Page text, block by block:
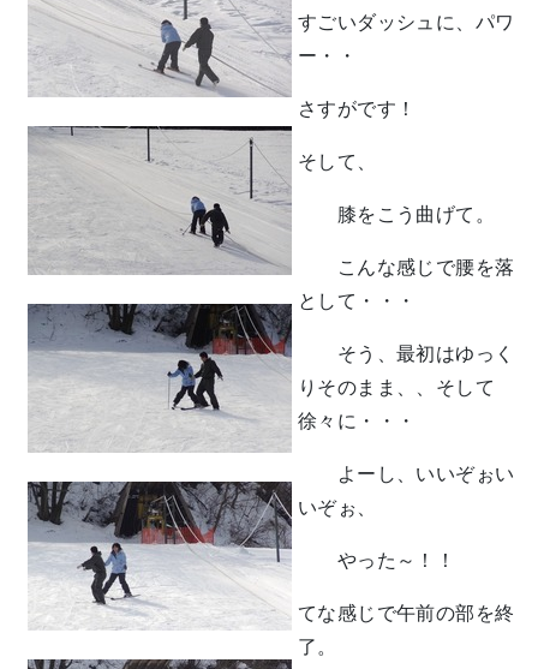
すごいダッシュに、パワ
ー・・
さすがです！
そして、
膝をこう曲げて。
こんな感じで腰を落
として・・・
そう、最初はゆっく
りそのまま、、そして
徐々に・・・
よーし、いいぞぉい
いぞぉ、
やった～！！
てな感じで午前の部を終
了。